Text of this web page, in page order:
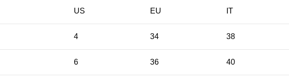
US EU ΙΤ
4 34 38
6 36 40